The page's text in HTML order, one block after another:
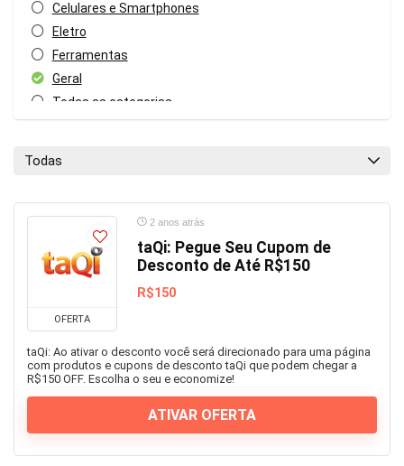
Celulares e Smartphones
Eletro
Ferramentas
Geral
Todas as categorias
Todas
OFERTA
2 anos atrás
taQi: Pegue Seu Cupom de
Desconto de Até R$150
R$150
taQi: Ao ativar o desconto você será direcionado para uma página
com produtos e cupons de desconto taQi que podem chegar a
R$150 OFF. Escolha o seu e economize!
ATIVAR OFERTA